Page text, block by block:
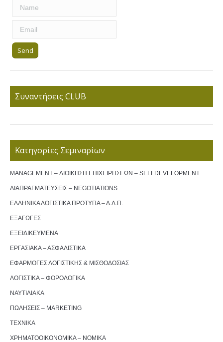
Συναντήσεις CLUB
Κατηγορίες Σεμιναρίων
MANAGEMENT – ΔΙΟΙΚΗΣΗ ΕΠΙΧΕΙΡΗΣΕΩΝ – SELFDEVELOPMENT
ΔΙΑΠΡΑΓΜΑΤΕΥΣΕΙΣ – NEGOTIATIONS
ΕΛΛΗΝΙΚΑ ΛΟΓΙΣΤΙΚΑ ΠΡΟΤΥΠΑ – Δ.Λ.Π.
ΕΞΑΓΩΓΕΣ
ΕΞΕΙΔΙΚΕΥΜΕΝΑ
ΕΡΓΑΣΙΑΚΑ – ΑΣΦΑΛΙΣΤΙΚΑ
ΕΦΑΡΜΟΓΕΣ ΛΟΓΙΣΤΙΚΗΣ & ΜΙΣΘΟΔΟΣΙΑΣ
ΛΟΓΙΣΤΙΚΑ – ΦΟΡΟΛΟΓΙΚΑ
ΝΑΥΤΙΛΙΑΚΑ
ΠΩΛΗΣΕΙΣ – MARKETING
ΤΕΧΝΙΚΑ
ΧΡΗΜΑΤΟΟΙΚΟΝΟΜΙΚΑ – ΝΟΜΙΚΑ